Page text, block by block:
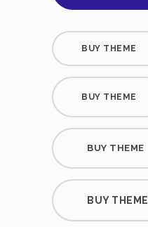
BUY THEME
BUY THEME
BUY THEME
BUY THEME